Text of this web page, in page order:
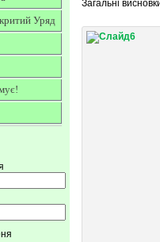
Уряд
Загальні